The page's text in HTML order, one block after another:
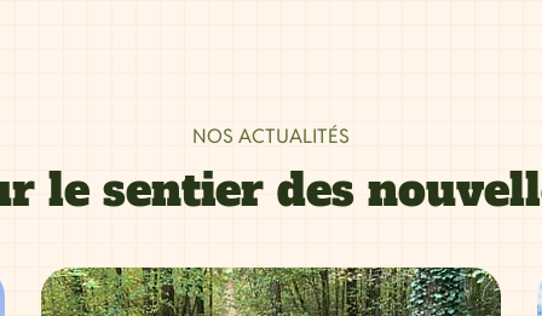
NOS ACTUALITÉS
le sentier des